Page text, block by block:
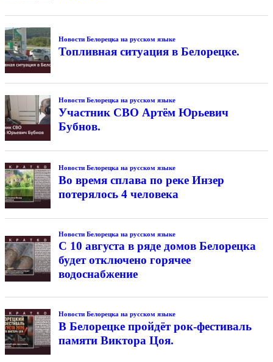
Новости Белорецка на русском языке
Топливная ситуация в Белорецке.
Новости Белорецка на русском языке
Участник СВО Артём Юрьевич
Бубнов.
Новости Белорецка на русском языке
Во время сплава по реке Инзер
потерялось 4 человека
Новости Белорецка на русском языке
С 10 августа в ряде домов Белорецка
будет отключено горячее
водоснабжение
Новости Белорецка на русском языке
В Белорецке пройдёт рок-фестиваль
памяти Виктора Цоя.